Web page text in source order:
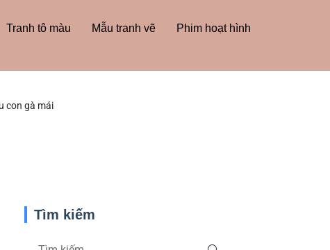
Tranh tô màu Mẫu tranh vẽ Phim hoạt hình
con gà mái
Tìm kiếm